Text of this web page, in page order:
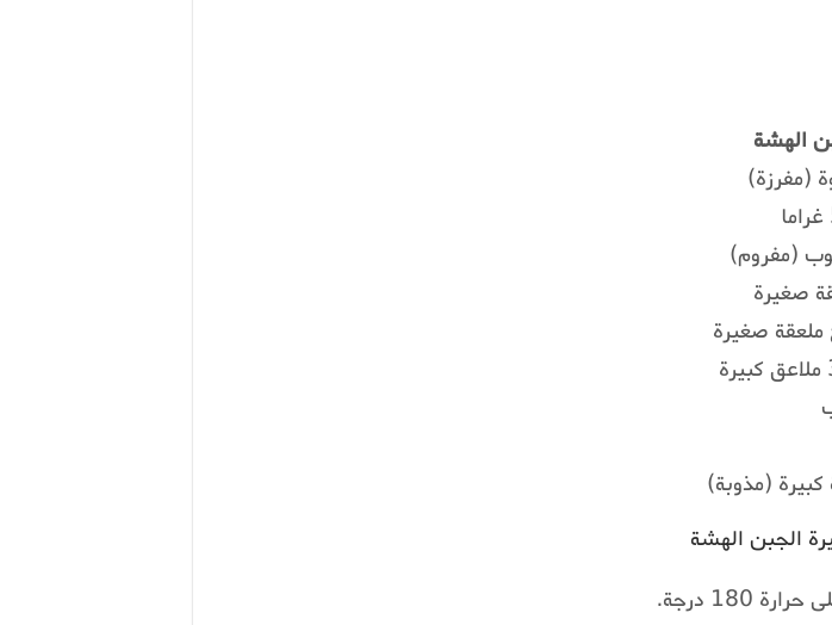
الهشة
(مفرزة)
(مفروم)
صغيرة
صغيرة
الجبن الهشة